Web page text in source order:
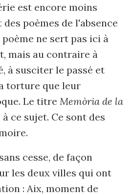
est encore moins
poèmes de l'absence
ne sert pas ici à
mais au contraire à
à susciter le passé et
torture que leur
Le titre Memòria de la
ce sujet. Ce sont des
cesse, de façon
les deux villes qui ont
: Aix, moment de